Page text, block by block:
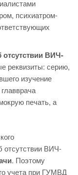
психиатром-
ВИЧ-
реквизиты: серию,
изучение
печать, а
отсутствии ВИЧ-
. Поэтому
учета при ГУМВД